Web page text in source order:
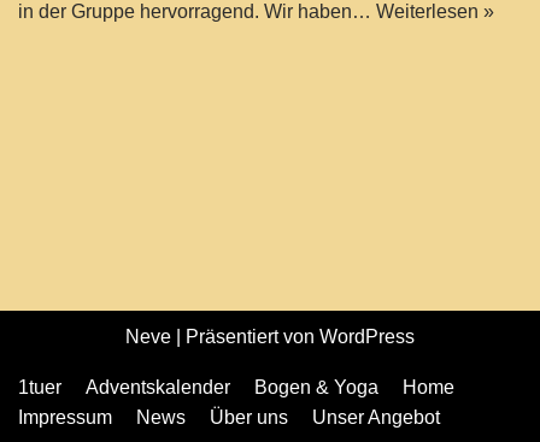
in der Gruppe hervorragend. Wir haben… Weiterlesen »
Neve | Präsentiert von WordPress
1tuer Adventskalender Bogen & Yoga
Home
Impressum
News Über uns Unser Angebot